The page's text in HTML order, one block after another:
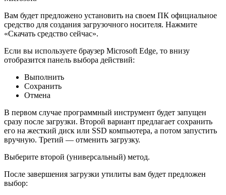
Вам будет предложено установить на своем ПК официальное
средство для создания загрузочного носителя. Нажмите
«Скачать средство сейчас».
Если вы используете браузер Microsoft Edge, то внизу
отобразится панель выбора действий:
Выполнить
Сохранить
Отмена
В первом случае программный инструмент будет запущен
сразу после загрузки. Второй вариант предлагает сохранить
его на жесткий диск или SSD компьютера, а потом запустить
вручную. Третий — отменить загрузку.
Выберите второй (универсальный) метод.
После завершения загрузки утилиты вам будет предложен
выбор: